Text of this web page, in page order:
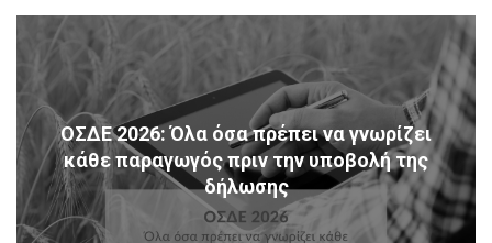
ΟΣΔΕ 2026: Όλα όσα πρέπει να γνωρίζει
κάθε παραγωγός πριν την υποβολή της
δήλωσης